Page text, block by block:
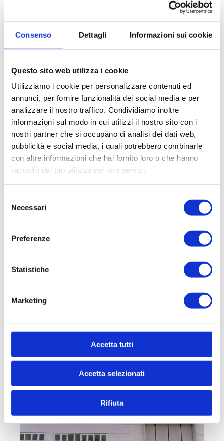
Consenso Dettagli Informazioni sui cookie
Questo sito web utilizza i cookie
Utilizziamo i cookie per personalizzare contenuti ed
annunci, per fornire funzionalità dei social media e per
analizzare il nostro traffico. Condividiamo inoltre
informazioni sul modo in cui utilizzi il nostro sito con i
nostri partner che si occupano di analisi dei dati web,
pubblicità e social media, i quali potrebbero combinarle
con altre informazioni che hai fornito loro o che hanno
raccolto dal tuo utilizzo dei loro servizi.
delNecessari
Preferenze
Statistiche
Marketing
Accetta tutti
Accetta selezionati
Rifiuta
Cod. S375100
Capannone in Affitto
a Melzo
Capannone in vendita a MelzoCapannone di mq
Melzo.Proponiamo in locazione nel comune di Melzo
DETTAGLI